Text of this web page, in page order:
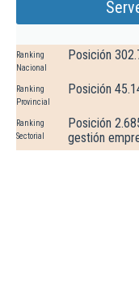
Ranking
Nacional
Posición
Ranking
Provincial
Posición
Ranking
Sectorial
Posición
gestión